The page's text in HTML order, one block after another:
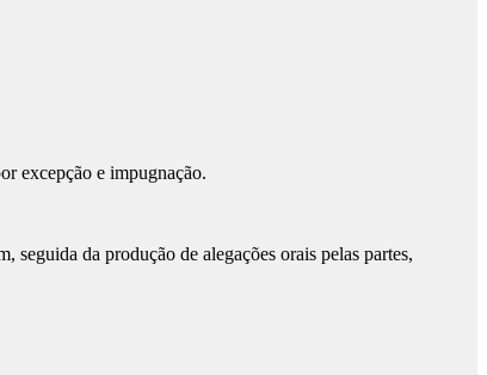
excepção e impugnação.
seguida da produção de alegações orais pelas partes,